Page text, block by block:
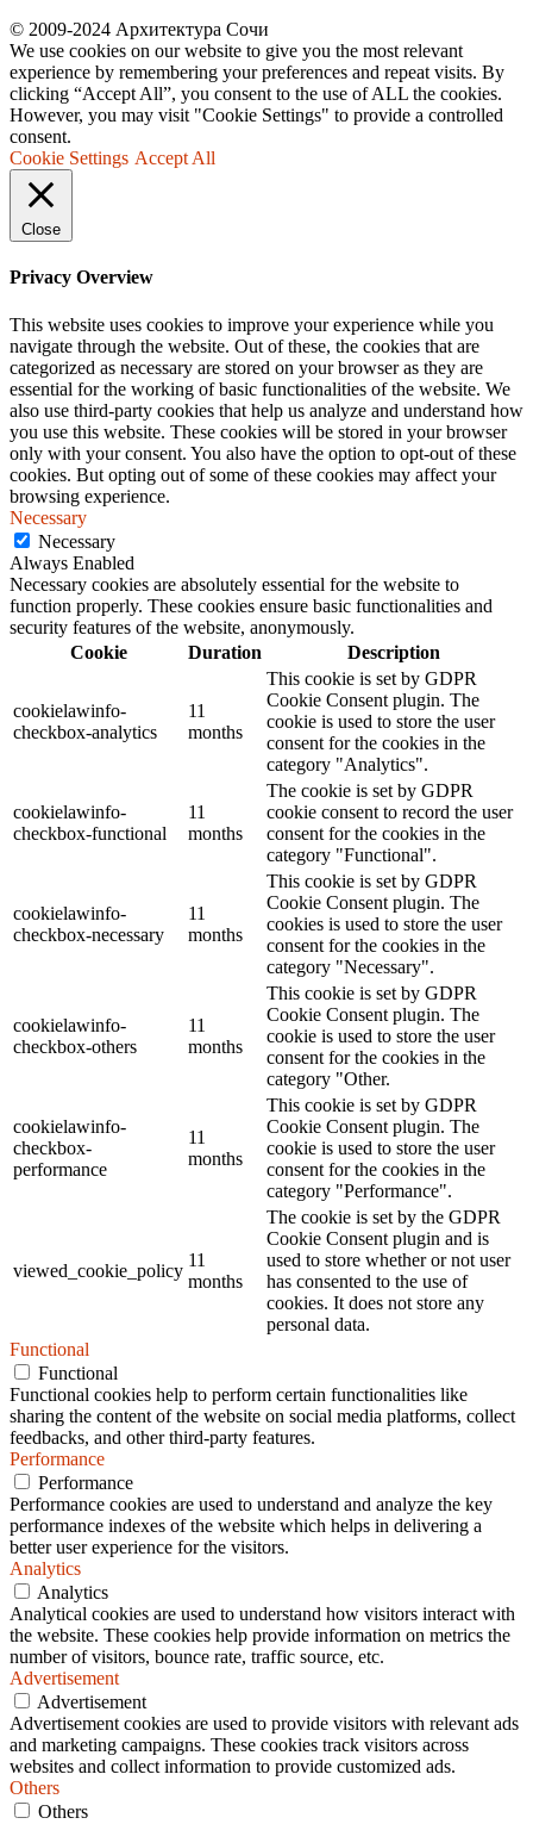
© 2009-2024 Архитектура Сочи
We use cookies on our website to give you the most relevant
experience by remembering your preferences and repeat visits. By
clicking “Accept All”, you consent to the use of ALL the cookies.
However, you may visit "Cookie Settings" to provide a controlled
consent.
Cookie Settings Accept All
Close
Privacy Overview
This website uses cookies to improve your experience while you
navigate through the website. Out of these, the cookies that are
categorized as necessary are stored on your browser as they are
essential for the working of basic functionalities of the website. We
also use third-party cookies that help us analyze and understand how
you use this website. These cookies will be stored in your browser
only with your consent. You also have the option to opt-out of these
cookies. But opting out of some of these cookies may affect your
browsing experience.
Necessary
Necessary
Always Enabled
Necessary cookies are absolutely essential for the website to
function properly. These cookies ensure basic functionalities and
security features of the website, anonymously.
Cookie
Duration Description
cookielawinfo-
checkbox-analytics
11
months
This cookie is set by GDPR
Cookie Consent plugin. The
cookie is used to store the user
consent for the cookies in the
category "Analytics".
cookielawinfo-
checkbox-functional
11
months
The cookie is set by GDPR
cookie consent to record the user
consent for the cookies in the
category "Functional".
cookielawinfo-
checkbox-necessary
11
months
This cookie is set by GDPR
Cookie Consent plugin. The
cookies is used to store the user
consent for the cookies in the
category "Necessary".
cookielawinfo-
checkbox-others
11
months
This cookie is set by GDPR
Cookie Consent plugin. The
cookie is used to store the user
consent for the cookies in the
category "Other.
cookielawinfo-
checkbox-
performance
11
months
This cookie is set by GDPR
Cookie Consent plugin. The
cookie is used to store the user
consent for the cookies in the
category "Performance".
viewed_cookie_policy
11
months
The cookie is set by the GDPR
Cookie Consent plugin and is
used to store whether or not user
has consented to the use of
cookies. It does not store any
personal data.
Functional
Functional
Functional cookies help to perform certain functionalities like
sharing the content of the website on social media platforms, collect
feedbacks, and other third-party features.
Performance
Performance
Performance cookies are used to understand and analyze the key
performance indexes of the website which helps in delivering a
better user experience for the visitors.
Analytics
Analytics
Analytical cookies are used to understand how visitors interact with
the website. These cookies help provide information on metrics the
number of visitors, bounce rate, traffic source, etc.
Advertisement
Advertisement
Advertisement cookies are used to provide visitors with relevant ads
and marketing campaigns. These cookies track visitors across
websites and collect information to provide customized ads.
Others
Others